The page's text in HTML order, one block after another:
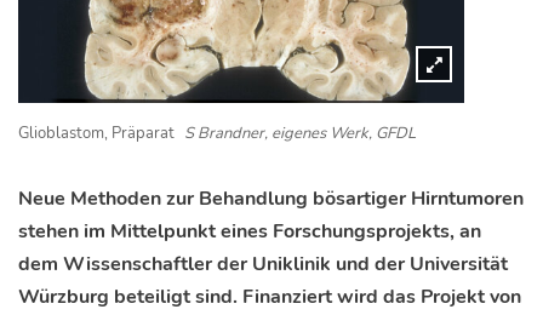
Glioblastom, Präparat S Brandner, eigenes Werk, GFDL
Neue Methoden zur Behandlung bösartiger Hirntumoren
stehen im Mittelpunkt eines Forschungsprojekts, an
dem Wissenschaftler der Uniklinik und der Universität
Würzburg beteiligt sind. Finanziert wird das Projekt von